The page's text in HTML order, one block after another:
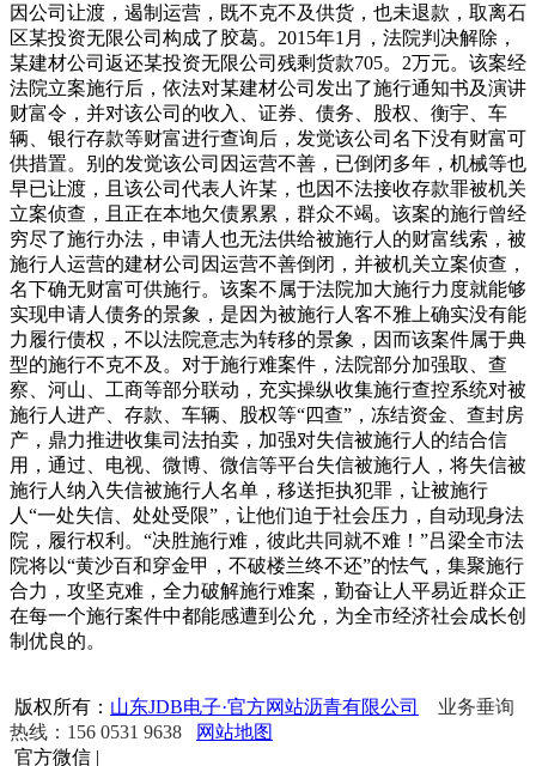
因公司让渡，遏制运营，既不克不及供货，也未退款，取离石
区某投资无限公司构成了胶葛。2015年1月，法院判决解除，
某建材公司返还某投资无限公司残剩货款705。2万元。该案经
法院立案施行后，依法对某建材公司发出了施行通知书及演讲
财富令，并对该公司的收入、证券、债务、股权、衡宇、车
辆、银行存款等财富进行查询后，发觉该公司名下没有财富可
供措置。别的发觉该公司因运营不善，已倒闭多年，机械等也
早已让渡，且该公司代表人许某，也因不法接收存款罪被机关
立案侦查，且正在本地欠债累累，群众不竭。该案的施行曾经
穷尽了施行办法，申请人也无法供给被施行人的财富线索，被
施行人运营的建材公司因运营不善倒闭，并被机关立案侦查，
名下确无财富可供施行。该案不属于法院加大施行力度就能够
实现申请人债务的景象，是因为被施行人客不雅上确实没有能
力履行债权，不以法院意志为转移的景象，因而该案件属于典
型的施行不克不及。对于施行难案件，法院部分加强取、查
察、河山、工商等部分联动，充实操纵收集施行查控系统对被
施行人进产、存款、车辆、股权等“四查”，冻结资金、查封房
产，鼎力推进收集司法拍卖，加强对失信被施行人的结合信
用，通过、电视、微博、微信等平台失信被施行人，将失信被
施行人纳入失信被施行人名单，移送拒执犯罪，让被施行
人“一处失信、处处受限”，让他们迫于社会压力，自动现身法
院，履行权利。“决胜施行难，彼此共同就不难！”吕梁全市法
院将以“黄沙百和穿金甲，不破楼兰终不还”的怯气，集聚施行
合力，攻坚克难，全力破解施行难案，勤奋让人平易近群众正
在每一个施行案件中都能感遭到公允，为全市经济社会成长创
制优良的。
版权所有： 山东JDB电子·官方网站沥青有限公司
业务垂询
热线：156 0531 9638
网站地图
官方微信 |